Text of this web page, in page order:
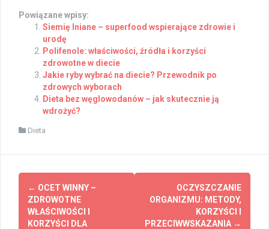
Powiązane wpisy:
Siemię lniane – superfood wspierające zdrowie i
urodę
Polifenole: właściwości, źródła i korzyści
zdrowotne w diecie
Jakie ryby wybrać na diecie? Przewodnik po
zdrowych wyborach
Dieta bez węglowodanów – jak skutecznie ją
wdrożyć?
Dieta
Post
navigation
← OCET WINNY –
ZDROWOTNE
WŁAŚCIWOŚCI I
KORZYŚCI DLA
OCZYSZCZANIE
ORGANIZMU: METODY,
KORZYŚCI I
PRZECIWWSKAZANIA →